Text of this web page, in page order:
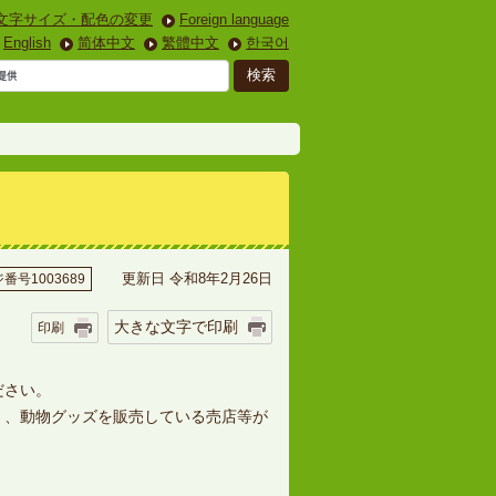
字サイズ・配色の変更
Foreign language
English
简体中文 繁體中文 한국어
番号1003689 更新日 令和8年2月26日
印刷 大きな文字で印刷
い。
動物グッズを販売している売店等が